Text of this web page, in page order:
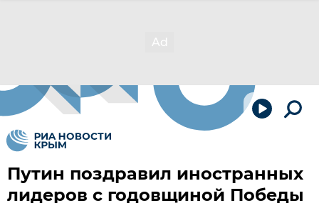
Путин поздравил иностранных
лидеров с годовщиной Победы